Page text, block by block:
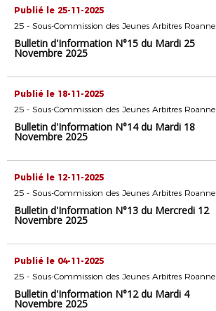
Publié le 25-11-2025
25 - Sous-Commission des Jeunes Arbitres Roanne
Bulletin d'Information N°15 du Mardi 25
Novembre 2025
Publié le 18-11-2025
25 - Sous-Commission des Jeunes Arbitres Roanne
Bulletin d'Information N°14 du Mardi 18
Novembre 2025
Publié le 12-11-2025
25 - Sous-Commission des Jeunes Arbitres Roanne
Bulletin d'Information N°13 du Mercredi 12
Novembre 2025
Publié le 04-11-2025
25 - Sous-Commission des Jeunes Arbitres Roanne
Bulletin d'Information N°12 du Mardi 4
Novembre 2025